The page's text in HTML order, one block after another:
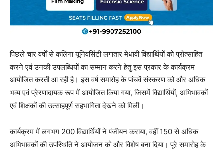
पिछले चार वर्षों से कलिंगा यूनिवर्सिटी लगातार मेधावी विद्यार्थियों को प्रोत्साहित
करने एवं उनकी उपलब्धियों का सम्मान करने हेतु इस प्रकार के कार्यक्रम
आयोजित करती आ रही है। इस वर्ष समारोह के पांचवें संस्करण को और अधिक
भव्य एवं प्रेरणादायक रूप में आयोजित किया गया, जिसमें विद्यार्थियों, अभिभावकों
एवं शिक्षकों की उत्साहपूर्ण सहभागिता देखने को मिली।
कार्यक्रम में लगभग 200 विद्यार्थियों ने पंजीयन कराया, वहीं 150 से अधिक
अभिभावकों की उपस्थिति ने आयोजन को और विशेष बना दिया। पूरे समारोह के